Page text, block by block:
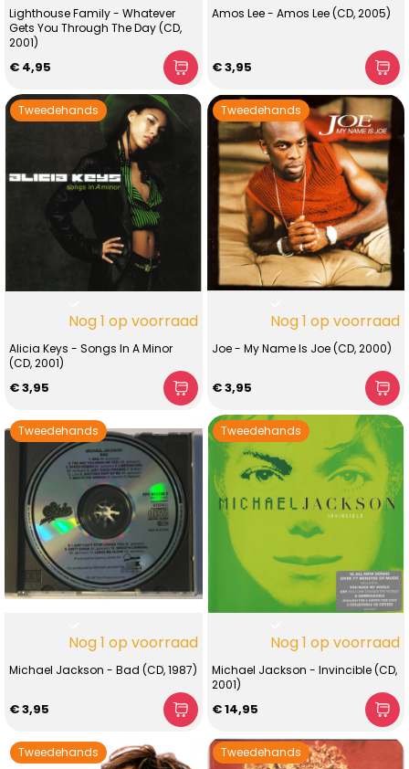
Lighthouse Family - Whatever
Gets You Through The Day (CD,
2001)
€ 4,95
Amos Lee - Amos Lee (CD, 2005)
€ 3,95
Tweedehands
Nog 1 op voorraad
Alicia Keys - Songs In A Minor
(CD, 2001)
€ 3,95
Tweedehands
Nog 1 op voorraad
Joe - My Name Is Joe (CD, 2000)
€ 3,95
Tweedehands
Nog 1 op voorraad
Michael Jackson - Bad (CD, 1987)
€ 3,95
Tweedehands
Nog 1 op voorraad
Michael Jackson - Invincible (CD,
2001)
€ 14,95
Tweedehands Tweedehands